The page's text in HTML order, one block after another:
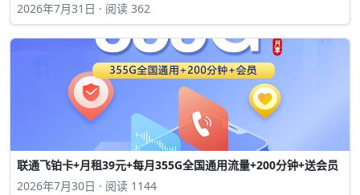
2026年7月31日 · 阅读 362
联通飞铂卡+月租39元+每月355G全国通用流量+200分钟+送会员
2026年7月30日 · 阅读 1144